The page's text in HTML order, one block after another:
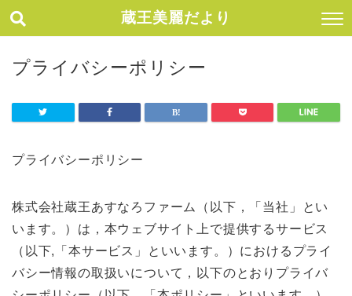
蔵王美麗だより
プライバシーポリシー
プライバシーポリシー
株式会社蔵王あすなろファーム（以下，「当社」とい
います。）は，本ウェブサイト上で提供するサービス
（以下,「本サービス」といいます。）におけるプライ
バシー情報の取扱いについて，以下のとおりプライバ